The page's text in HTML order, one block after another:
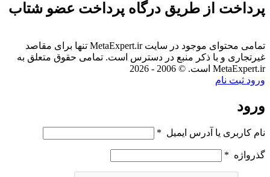
پرداخت از طریق درگاه پرداخت عضو شتاب
تمامی محتوای موجود در سایت MetaExpert.ir تنها برای مقاصد
غیرتجاری و با ذکر منبع در دسترس است. تمامی حقوق متعلق به
MetaExpert.ir است. © 2006 - 2026
ورود ثبت نام
ورود
نام کاربری یا آدرس ایمیل *
گذرواژه *